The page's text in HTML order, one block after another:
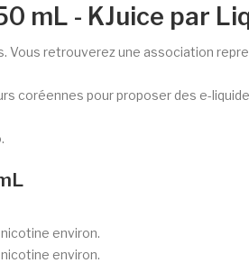
mL - KJuice par
Vous retrouverez une association
coréennes pour proposer des e-
environ.
environ.